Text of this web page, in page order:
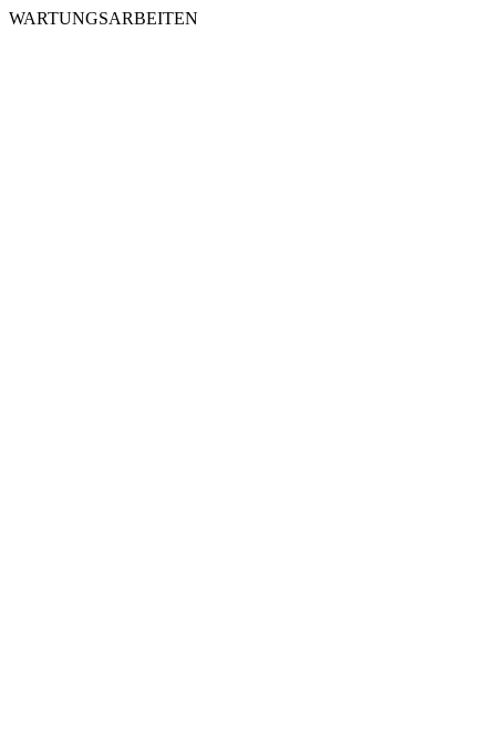
WARTUNGSARBEITEN